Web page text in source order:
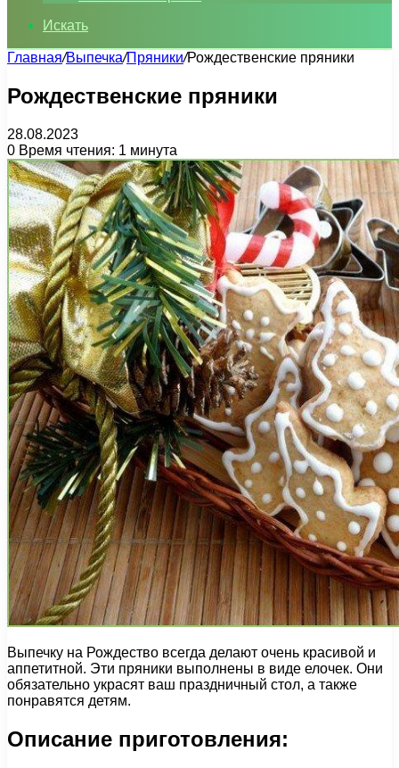
Искать
Главная/Выпечка/Пряники/Рождественские пряники
Рождественские пряники
28.08.2023
0 Время чтения: 1 минута
Выпечку на Рождество всегда делают очень красивой и
аппетитной. Эти пряники выполнены в виде елочек. Они
обязательно украсят ваш праздничный стол, а также
понравятся детям.
Описание приготовления: